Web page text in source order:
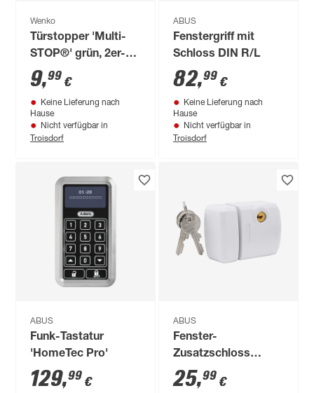
Wenko
Türstopper 'Multi-
STOP®' grün, 2er-
Set
9,99 €
Keine Lieferung nach
Hause
Nicht verfügbar in
Troisdorf
ABUS
Fenstergriff mit
Schloss DIN R/L
82,99 €
Keine Lieferung nach
Hause
Nicht verfügbar in
Troisdorf
ABUS
Funk-Tastatur
'HomeTec Pro'
129,99 €
ABUS
Fenster-
Zusatzschloss
FTS3003
25,99 €